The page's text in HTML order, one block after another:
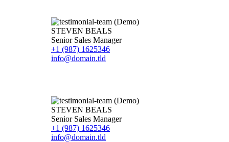
STEVEN BEALS
Senior Sales Manager
+1 (987) 1625346
info@domain.tld
STEVEN BEALS
Senior Sales Manager
+1 (987) 1625346
info@domain.tld